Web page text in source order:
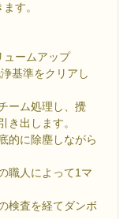
す。
ュームアップ
基準をクリアし
ーム処理し、攪
き出します。
的に除塵しながら
職人によって1マ
検査を経てダンボ